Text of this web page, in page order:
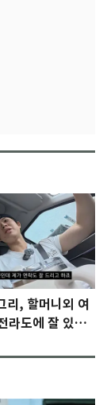
리, 할머니외 여
라도에 잘 있